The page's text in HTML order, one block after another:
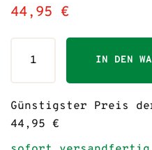
44,95 €
IN DEN
Günstigster Preis
44,95 €